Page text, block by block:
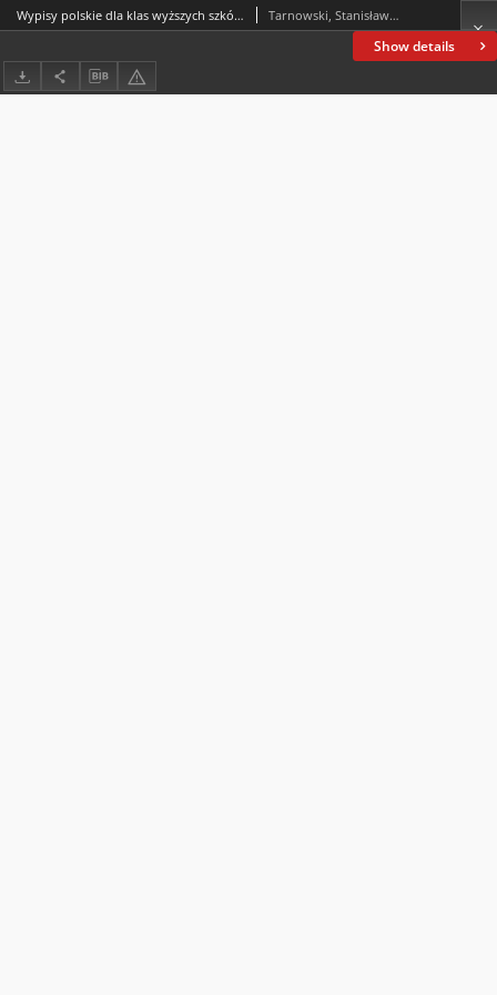
Show details
Wypisy polskie dla klas wyższych szkół gimnazjalnych i realnych. Cz. 2 Tarnowski, Stanisław (1837-1917)